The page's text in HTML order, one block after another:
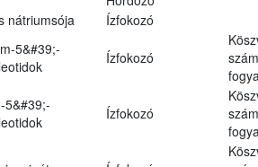
nátriumsója Ízfokozó
5&#39;-
Ízfokozó
5&#39;-
Ízfokozó